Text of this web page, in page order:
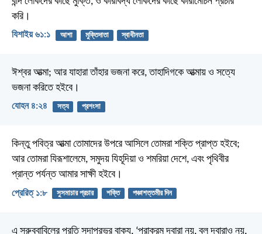
করি।
যিশাইয় ৬১:১ আশা মুক্তিদাতা স্বাধীনতা
ঈশ্বর আত্মা; আর যাহারা তাঁহার ভজনা করে, তাহাদিগকে আত্মায় ও সত্যে
ভজনা করিতে হইবে।
যোহন ৪:২৪ সত্য প্রশংসা
কিন্তু পবিত্র আত্মা তোমাদের উপরে আসিলে তোমরা শক্তি প্রাপ্ত হইবে;
আর তোমরা যিরূশালেমে, সমুদয় যিহূদিয়া ও শমরিয়া দেশে, এবং পৃথিবীর
প্রান্ত পর্যন্ত আমার সাক্ষী হইবে।
প্রেরিত্‌ ১:৮ সুসমাচার প্রচার শক্তি পঞ্চাশত্তমীর দিন
এ সরুব্বাবিলের প্রতি সদাপ্রভুর বাক্য, ‘পরাক্রম দ্বারা নয়, বল দ্বারাও নয়,